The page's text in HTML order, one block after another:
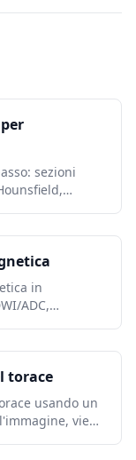
sezioni
in
ADC,
torace
usando un
vie